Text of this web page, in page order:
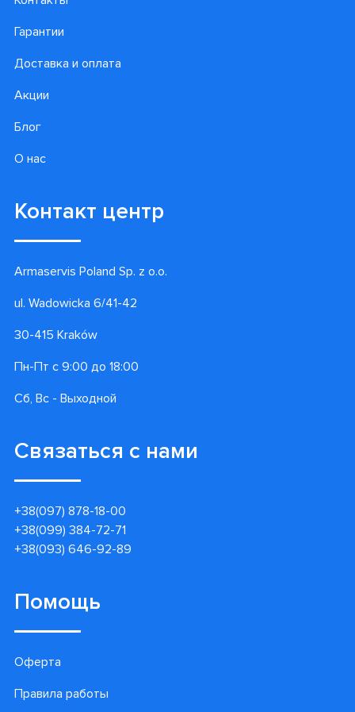
Гарантии
Доставка и оплата
Акции
Блог
О нас
Контакт центр
Armaservis Poland Sp. z o.o.
ul. Wadowicka 6/41-42
30-415 Kraków
Пн-Пт с 9:00 до 18:00
Сб, Вс - Выходной
Связаться с нами
+38(097) 878-18-00
+38(099) 384-72-71
+38(093) 646-92-89
Помощь
Оферта
Правила работы